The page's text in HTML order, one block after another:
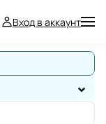
Вход в аккаунт